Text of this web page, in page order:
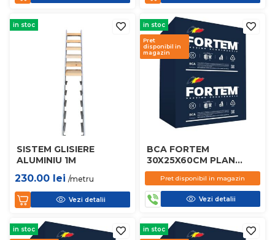
in stoc
SISTEM GLISIERE
ALUMINIU 1M
230.00 lei /metru
Vezi detalii
in stoc
Pret
disponibil in
magazin
BCA FORTEM
30X25X60CM PLAN
D450
Pret disponibil in magazin
Vezi detalii
in stoc in stoc